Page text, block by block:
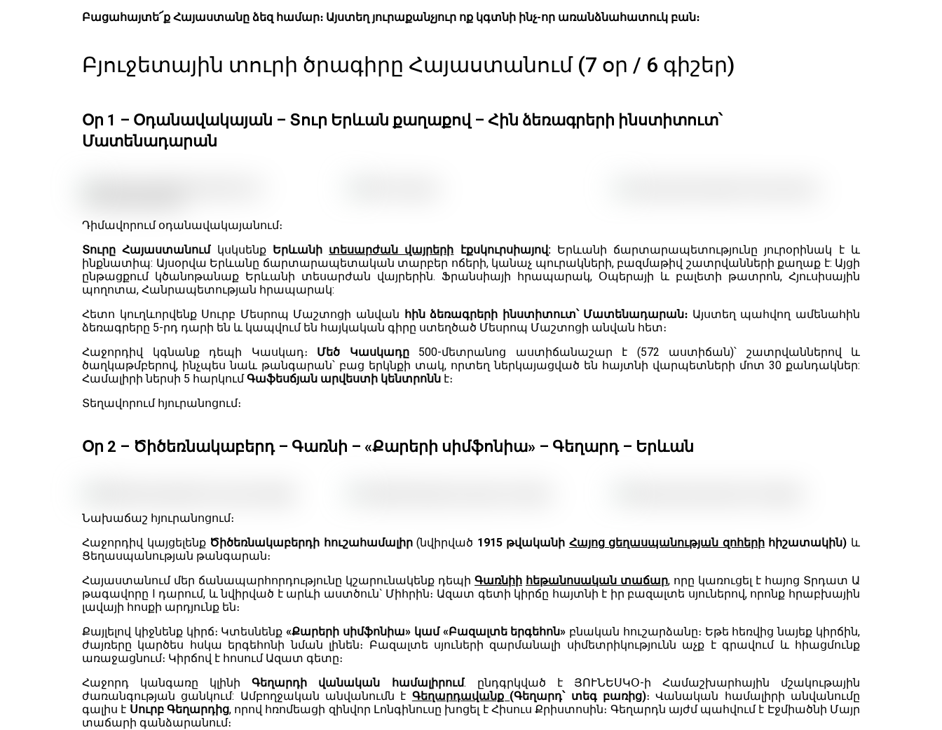
Բացահայտե՜ք Հայաստանը ձեզ համար։ Այստեղ յուրաքանչյուր ոք կգտնի ինչ-որ առանձնահատուկ բան։
Բյուջետային տուրի ծրագիրը Հայաստանում (7 օր / 6 գիշեր)
Օր 1 – Օդանավակայան – Տուր Երևան քաղաքով – Հին ձեռագրերի ինստիտուտ՝
Մատենադարան
Դիմավորում օդանավակայանում։
Տուրը Հայաստանումկսկսենք Երևանի տեսարժան վայրերի էքսկուրսիայով:Երևանի ճարտարապետությունը յուրօրինակ է և
ինքնատիպ: Այսօրվա Երևանը ճարտարապետական տարբեր ոճերի, կանաչ պուրակների, բազմաթիվ շատրվանների քաղաք է: Այցի
ընթացքում կծանոթանաք Երևանի տեսարժան վայրերին. Ֆրանսիայի հրապարակ, Օպերայի և բալետի թատրոն, Հյուսիսային
պողոտա, Հանրապետության հրապարակ:
Հետո կուղևորվենք Սուրբ Մեսրոպ Մաշտոցի անվան հին ձեռագրերի ինստիտուտ՝ Մատենադարան։ Այստեղ պահվող ամենահին
ձեռագրերը 5-րդ դարի են և կապվում են հայկական գիրը ստեղծած Մեսրոպ Մաշտոցի անվան հետ։
Հաջորդիվ կգնանք դեպի Կասկադ։ Մեծ Կասկադը500-մետրանոց աստիճանաշար է (572 աստիճան)՝ շատրվաններով և
ծաղկաթմբերով, ինչպես նաև թանգարան՝ բաց երկնքի տակ, որտեղ ներկայացված են հայտնի վարպետների մոտ 30 քանդակներ:
Համալիրի ներսի 5 հարկումԳաֆեսճյան արվեստի կենտրոնն է։
Տեղավորում հյուրանոցում։
Օր 2 – Ծիծեռնակաբերդ – Գառնի – «Քարերի սիմֆոնիա» – Գեղարդ – Երևան
Նախաճաշ հյուրանոցում։
Հաջորդիվ կայցելենք Ծիծեռնակաբերդի հուշահամալիր(նվիրված 1915 թվականի Հայոց ցեղասպանության զոհերիհիշատակին) և
Ցեղասպանության թանգարան։
Հայաստանում մեր ճանապարհորդությունը կշարունակենք դեպի Գառնիի հեթանոսական տաճար, որը կառուցել է հայոց Տրդատ Ա
թագավորը I դարում, և նվիրված է արևի աստծուն` Միհրին։ Ազատ գետի կիրճը հայտնի է իր բազալտե սյուներով, որոնք հրաբխային
լավայի հոսքի արդյունք են։
Քայլելով կիջնենք կիրճ։ Կտեսնենք«Քարերի սիմֆոնիա» կամ «Բազալտե երգեհոն» բնական հուշարձանը։ Եթե ​​հեռվից նայեք կիրճին,
ժայռերը կարծես հսկա երգեհոնի նման լինեն։ Բազալտե սյուների զարմանալի սիմետրիկությունն աչք է գրավում և հիացմունք
առաջացնում։ Կիրճով է հոսում Ազատ գետը։
Հաջորդ կանգառը կլինիԳեղարդի վանական համալիրում. ընդգրկված է ՅՈՒՆԵՍԿՕ-ի Համաշխարհային մշակութային
ժառանգության ցանկում: Ամբողջական անվանումն է Գեղարդավանք (Գեղարդ՝ տեգ բառից)։ Վանական համալիրի անվանումը
գալիս է Սուրբ Գեղարդից, որով հռոմեացի զինվոր Լոնգինուսը խոցել է Հիսուս Քրիստոսին։ Գեղարդն այժմ պահվում է Էջմիածնի Մայր
տաճարի գանձարանում։